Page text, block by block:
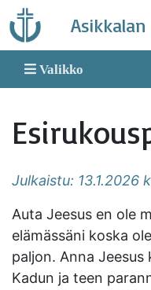
Skip
to
content
Valikko
Julkaistu: 13.1.2026
Auta Jeesus en ole
elämässäni koska
paljon. Anna Jeesus
Kadun ja teen